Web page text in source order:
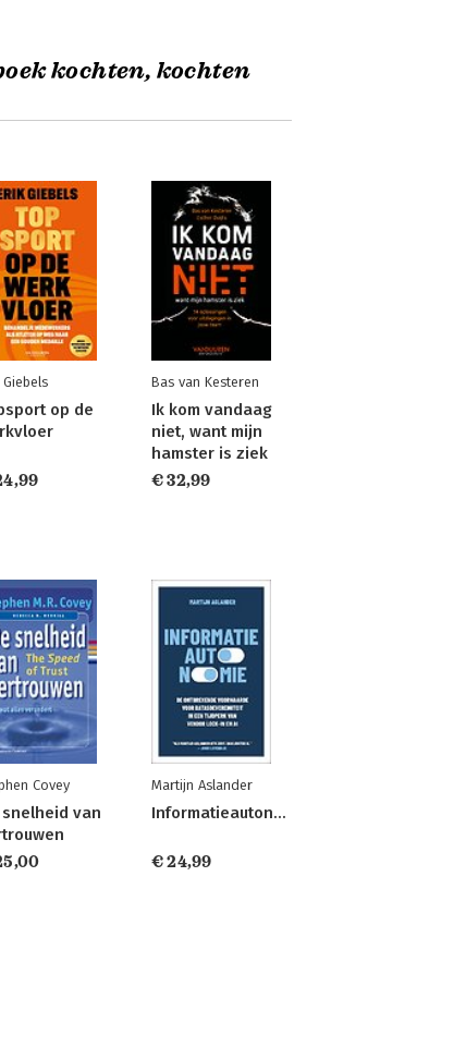
kochten, kochten
Giebels
op de
Bas van Kesteren
Ik kom vandaag
niet, want mijn
hamster is ziek
€ 32,99
Covey
snelheid van
Martijn Aslander
Informatieautonomie
€ 24,99